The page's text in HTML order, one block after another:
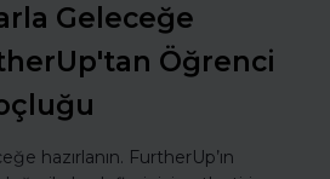
Geleceğe
Öğrenci
hazırlanın. FurtherUp’ın